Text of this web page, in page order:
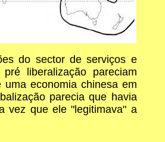
do sector de serviços e
liberalização pareciam
economia chinesa em
parecia que havia
vez que ele "legitimava" a